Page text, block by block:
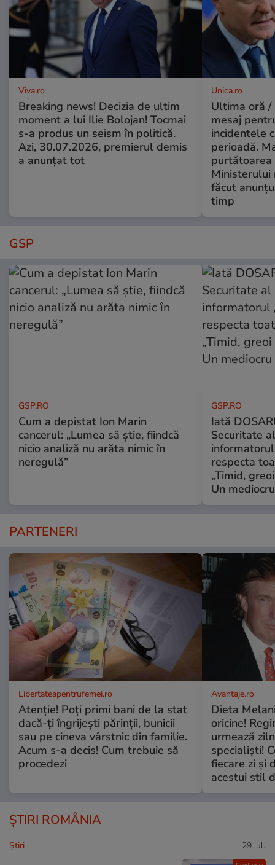
Viva.ro
Breaking news! Decizia de ultim
moment a lui Ilie Bolojan! Tocmai
s-a produs un seism în politică.
Azi, 30.07.2026, premierul demis
a anunțat tot
Unica.ro
Ultima oră /
mesaj
incidentele
perioadă.
purtătoarea
Ministerului
făcut
timp
GSP
GSP.RO
Cum a depistat Ion Marin
cancerul: „Lumea să știe, fiindcă
nicio analiză nu arăta nimic în
neregulă”
GSP.RO
Iată
Securitate
informatorul
respecta
„Timid,
Un
PARTENERI
Libertateapentrufemei.ro
Atenție! Poți primi bani de la stat
dacă-ți îngrijești părinții, bunicii
sau pe cineva vârstnic din familie.
Acum s-a decis! Cum trebuie să
procedezi
Avantaje.ro
Dieta
oricine!
urmează
specialiști!
fiecare zi și
acestui stil
ȘTIRI ROMÂNIA
Ştiri 29 iul.